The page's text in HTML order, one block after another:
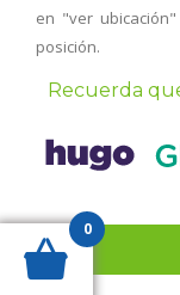
en "ver
posición.
Recuerda
0